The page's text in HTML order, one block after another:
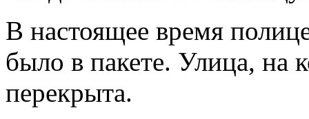
В настоящее время
было в пакете. Улица, на
перекрыта.